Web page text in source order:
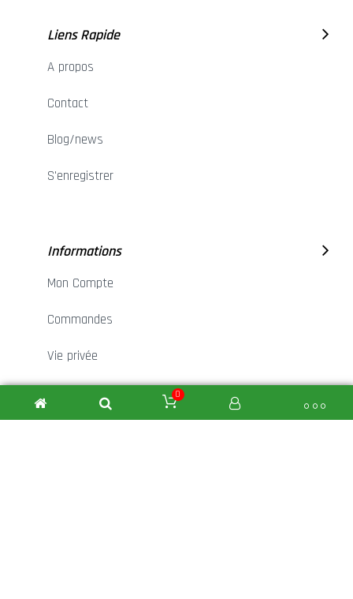
Liens Rapide
A propos
Contact
Blog/news
S'enregistrer
Informations
Mon Compte
Commandes
Vie privée
0